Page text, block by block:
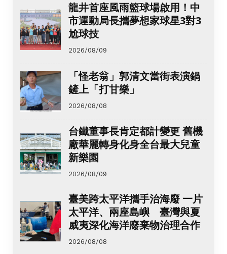
龍井首座風雨籃球場啟用！中
市運動局長攜夢想家球星3對3
尬球技
2026/08/09
「怪老翁」郭清文當街表演鍋
鏟上「打甘樂」
2026/08/08
台鐵董事長肯定都計變更 舊機
廠華麗轉身化身全台最大兒童
新樂園
2026/08/09
臺美跨太平洋攜手治海廢 一片
太平洋、兩座島嶼 臺灣與夏
威夷深化海洋廢棄物治理合作
2026/08/08